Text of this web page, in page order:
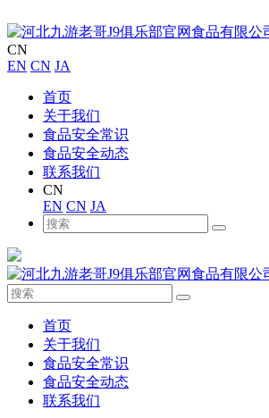
CN
EN CN JA
首页
关于我们
食品安全常识
食品安全动态
联系我们
CN
EN CN JA
首页
关于我们
食品安全常识
食品安全动态
联系我们